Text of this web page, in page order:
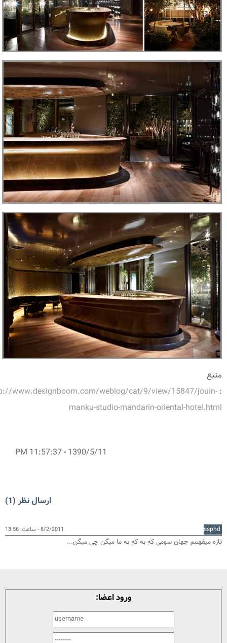
منبع
:
www.designboom.com/weblog/cat/9/view/15847/jouin-
manku-studio-mandarin-oriental-hotel.html
1390/5/11
-
11:57:37 PM
ارسال نظر (1)
8/2/2011 - ساعت: 13:56
تازه میفهمم جهان سومی که به که به ما میگن چی میگن...
ورود اعضا: